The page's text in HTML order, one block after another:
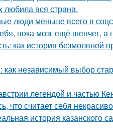
любила вся страна.
люди меньше всего в
пока мозг ещё шепчет, а
как история безмолвной
независимый выбор
легендой и частью
что считает себя
история